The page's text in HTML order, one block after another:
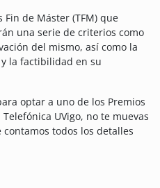
de Máster (TFM) que
una serie de criterios como
del mismo, así como la
la factibilidad en su
optar a uno de los Premios
UVigo, no te muevas
todos los detalles